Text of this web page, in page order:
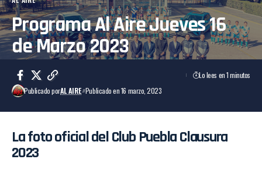
Programa Al Aire Jueves 16
de Marzo 2023
Publicado porAL AIRE Publicado en 16 marzo, 2023
Lo lees en 1 minutos
La foto oficial del Club Puebla Clausura
2023